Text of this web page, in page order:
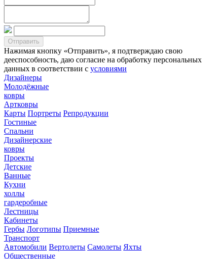
Нажимая кнопку «Отправить», я подтверждаю свою
дееспособность, даю согласие на обработку персональных
данных в соответствии с условиями
Дизайнеры
Молодёжные
ковры
Артковры
Карты Портреты Репродукции
Гостиные
Спальни
Дизайнерские
ковры
Проекты
Детские
Ванные
Кухни
холлы
гардеробные
Лестницы
Кабинеты
Гербы Логотипы Приемные
Транспорт
Автомобили Вертолеты Самолеты Яхты
Общественные